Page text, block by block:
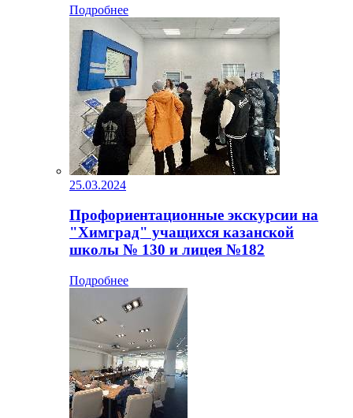
Подробнее
25.03.2024
Профориентационные экскурсии на
"Химград" учащихся казанской
школы № 130 и лицея №182
Подробнее